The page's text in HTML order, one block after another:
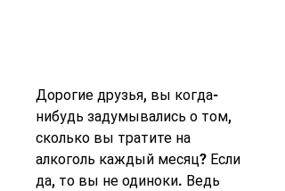
Дорогие друзья, вы когда-
нибудь задумывались о том,
сколько вы тратите на
алкоголь каждый месяц? Если
да, то вы не одиноки. Ведь